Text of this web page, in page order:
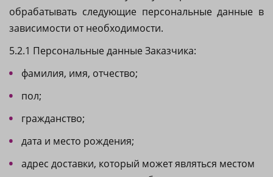
обрабатывать следующие персональные данные в
зависимости от необходимости.
5.2.1 Персональные данные Заказчика:
фамилия, имя, отчество;
пол;
гражданство;
дата и место рождения;
адрес доставки, который может являться местом